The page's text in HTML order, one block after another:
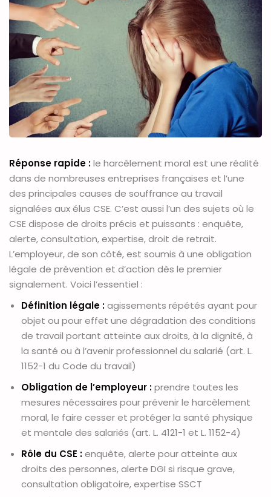
Réponse rapide :le harcèlement moral est une réalité
dans de nombreuses entreprises françaises et l’une
des principales causes de souffrance au travail
signalées aux élus CSE. C’est aussi l’un des sujets où le
CSE dispose de droits précis et puissants : enquête,
alerte, consultation, expertise, droit de retrait.
L’employeur, de son côté, est soumis à une obligation
légale de prévention et d’action dès le premier
signalement. Voici l’essentiel :
Définition légale :agissements répétés ayant pour
objet ou pour effet une dégradation des conditions
de travail portant atteinte aux droits, à la dignité, à
la santé ou à l’avenir professionnel du salarié (art. L.
1152-1 du Code du travail)
Obligation de l’employeur :prendre toutes les
mesures nécessaires pour prévenir le harcèlement
moral, le faire cesser et protéger la santé physique
et mentale des salariés (art. L. 4121-1 et L. 1152-4)
Rôle du CSE :enquête, alerte pour atteinte aux
droits des personnes, alerte DGI si risque grave,
consultation obligatoire, expertise SSCT